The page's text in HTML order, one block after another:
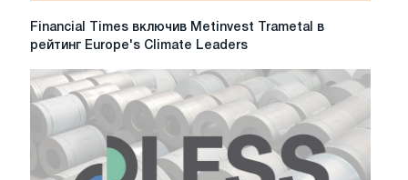
Financial
Times
Metinvest
Trametal
рейтинг
Europe's
Climate
Financial Times включив Metinvest Trametal в
рейтинг Europe's Climate Leaders